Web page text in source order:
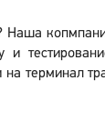
терминал